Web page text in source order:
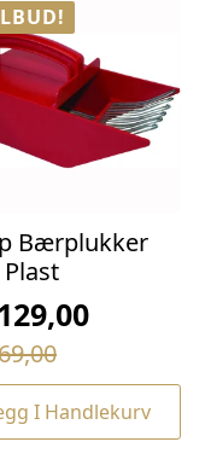
Bærplukker
Plast
I Handlekurv